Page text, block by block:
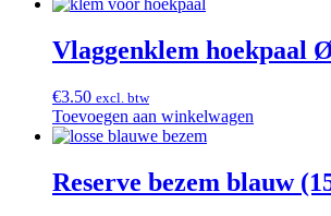
Vlaggenklem hoekpaal
€3.50 excl. btw
Toevoegen aan winkelwagen
Reserve bezem blauw